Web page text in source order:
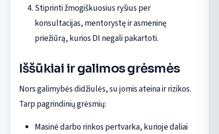
Stiprinti žmogiškuosius ryšius per
konsultacijas, mentorystę ir asmeninę
priežiūrą, kurios DI negali pakartoti.
Iššūkiai ir galimos grėsmės
Nors galimybės didžiulės, su jomis ateina ir rizikos.
Tarp pagrindinių grėsmių:
Masinė darbo rinkos pertvarka, kurioje daliai